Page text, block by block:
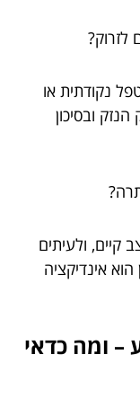
לזרוק?
נקודתית או
ובסיכון
קיים, ולעיתים
אינדיקציה
– ומה כדאי